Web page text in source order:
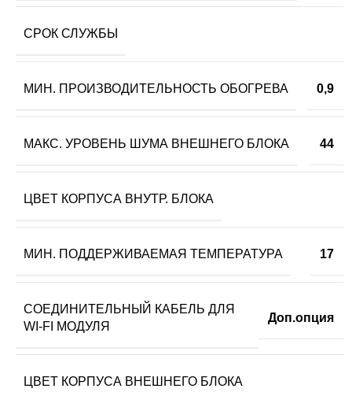
СРОК СЛУЖБЫ
МИН. ПРОИЗВОДИТЕЛЬНОСТЬ ОБОГРЕВА 0,9
МАКС. УРОВЕНЬ ШУМА ВНЕШНЕГО БЛОКА 44
ЦВЕТ КОРПУСА ВНУТР. БЛОКА
МИН. ПОДДЕРЖИВАЕМАЯ ТЕМПЕРАТУРА 17
СОЕДИНИТЕЛЬНЫЙ КАБЕЛЬ ДЛЯ
WI-FI МОДУЛЯ
Доп.опция
ЦВЕТ КОРПУСА ВНЕШНЕГО БЛОКА